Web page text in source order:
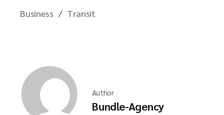
Business Transit
Author
Bundle-Agency